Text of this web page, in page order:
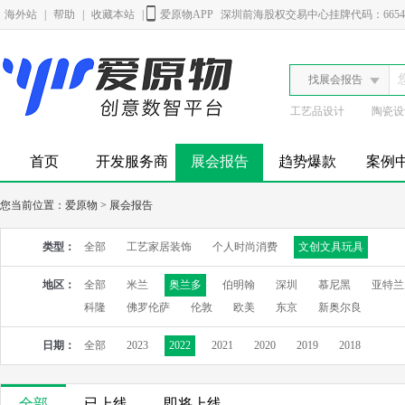
海外站 帮助 收藏本站 爱原物APP 深圳前海股权交易中心挂牌代码：
找展会报告
工艺品设计 陶瓷
首页 开发服务商 展会报告 趋势爆款 案例
您当前位置： 爱原物 > 展会报告
类型： 全部 工艺家居装饰 个人时尚消费 文创文具玩具
地区： 全部 米兰 奥兰多 伯明翰 深圳 慕尼黑
亚特
科隆
佛罗伦萨 伦敦 欧美 东京 新奥尔良
日期： 全部 2023 2022 2021 2020 2019 2018